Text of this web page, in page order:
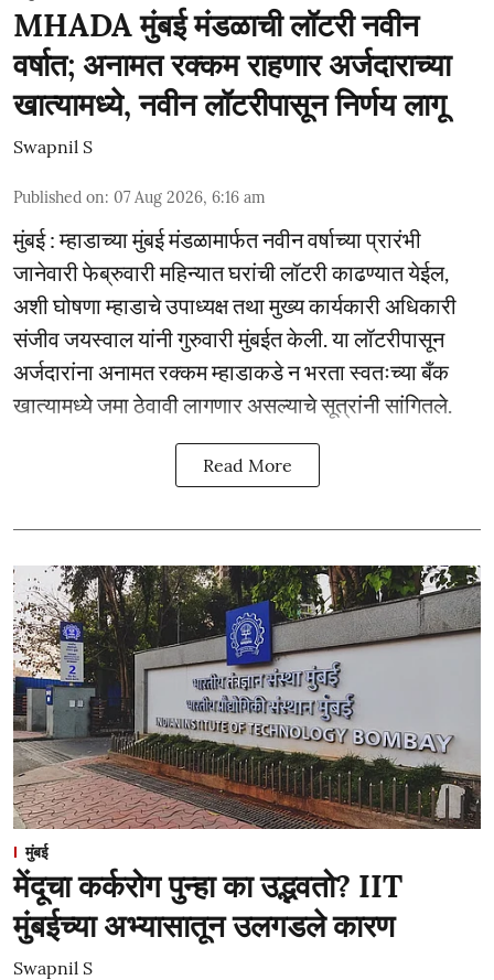
MHADA मुंबई मंडळाची लॉटरी नवीन
वर्षात; अनामत रक्कम राहणार अर्जदाराच्या
खात्यामध्ये, नवीन लॉटरीपासून निर्णय लागू
Swapnil S
Published on: 07 Aug 2026, 6:16 am
मुंबई : म्हाडाच्या मुंबई मंडळामार्फत नवीन वर्षाच्या प्रारंभी
जानेवारी फेब्रुवारी महिन्यात घरांची लॉटरी काढण्यात येईल,
अशी घोषणा म्हाडाचे उपाध्यक्ष तथा मुख्य कार्यकारी अधिकारी
संजीव जयस्वाल यांनी गुरुवारी मुंबईत केली. या लॉटरीपासून
अर्जदारांना अनामत रक्कम म्हाडाकडे न भरता स्वतःच्या बँक
खात्यामध्ये जमा ठेवावी लागणार असल्याचे सूत्रांनी सांगितले.
Read More
मुंबई
मेंदूचा कर्करोग पुन्हा का उद्भवतो? IIT
मुंबईच्या अभ्यासातून उलगडले कारण
Swapnil S